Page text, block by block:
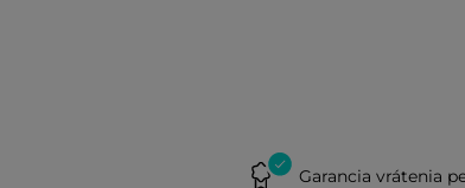
Garancia vrátenia